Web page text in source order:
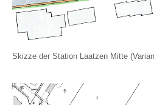
Skizze der Station Laatzen Mitte